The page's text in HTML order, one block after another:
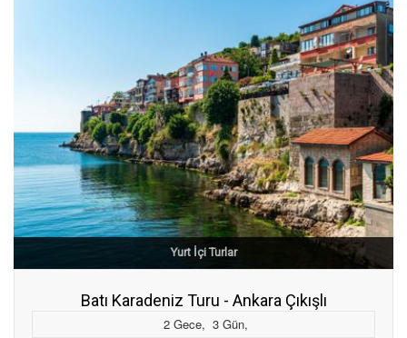
Yurt İçi Turlar
Batı Karadeniz Turu - Ankara Çıkışlı
2 Gece, 3 Gün,